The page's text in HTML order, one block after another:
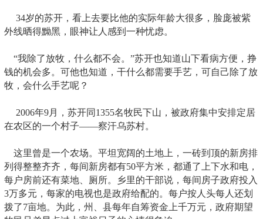
34岁的苏开，看上去要比他的实际年龄大很多，脸庞被紫
外线晒得黝黑，眼神让人感到一种忧虑。
“我除了放牧，什么都不会。”苏开也知道山下看病方便，挣
钱的机会多。可他也知道，干什么都需要手艺，可自己除了放
牧，会什么手艺呢？
2006年9月，苏开同1355名牧民下山，被政府集中安排定居
在农区的一个村子——察汗乌苏村。
这里曾是一个农场。平坦宽阔的土地上，一砖到顶的新房排
列得整整齐齐，每间新房都有50平方米，都通了上下水和电，
每户房前还有菜地、厕所。乡里的干部说，每间房子政府投入
3万多元，每家的电视也是政府给配的。每户按人头每人还划
拨了7亩地。为此，州、县每年自筹资金上千万元，政府期望